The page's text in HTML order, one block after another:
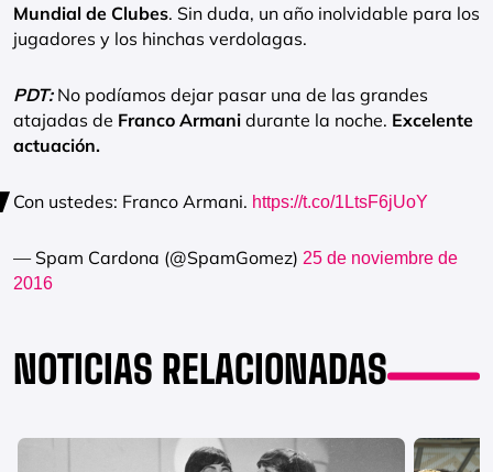
Mundial de Clubes. Sin duda, un año inolvidable para los
jugadores y los hinchas verdolagas.
PDT:No podíamos dejar pasar una de las grandes
atajadas de Franco Armani durante la noche. Excelente
actuación.
Con ustedes: Franco Armani. https://t.co/1LtsF6jUoY
— Spam Cardona (@SpamGomez) 25 de noviembre de
2016
NOTICIAS RELACIONADAS